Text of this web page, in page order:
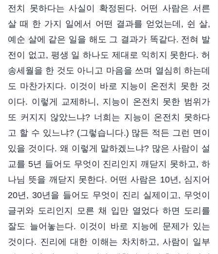
전치 못하다는 사실이 확정된다. 어떤 사람은 서른
살 때 한 가지 일에서 어떤 결과를 얻었는데, 쉰 살,
예순 살에 같은 일을 해도 그 결과가 똑같다. 전혀 발
전이 없고, 평생 일 하나도 제대로 익히지 못한다. 허
송세월을 한 것도 아니고 마음을 쓰며 열심히 하는데
도 마찬가지다. 이것이 바로 지능이 온전치 못한 것
이다. 이렇게 교제하니, 지능이 온전치 못한 범위가
또 커지지 않았느냐? 너희는 지능이 온전치 못하다
고 할 수 있느냐? (그렇습니다.) 많든 적든 그런 면이
있을 것이다. 왜 이렇게 말하겠느냐? 많은 사람이 설
교를 5년 들어도 무엇이 진리인지 깨닫지 못하고, 하
나님 뜻을 깨닫지 못한다. 어떤 사람은 10년, 심지어
20년, 30년을 들어도 무엇이 진리 실제이고, 무엇이
글귀와 도리인지 모른 채 입만 열었다 하면 도리를
잘도 늘어놓는다. 이것이 바로 지능에 문제가 있는
것이다. 진리에 대한 이해는 차치하고, 사람이 일부